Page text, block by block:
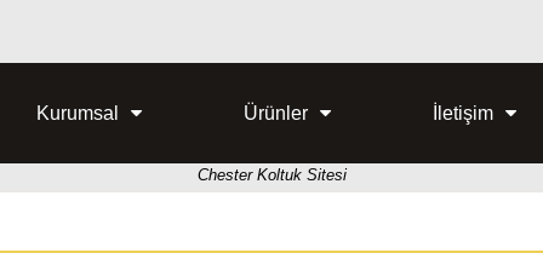
Kurumsal Ürünler İletişim
Chester Koltuk Sitesi